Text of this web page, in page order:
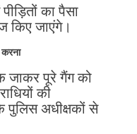
का पैसा
किए जाएंगे।
जाकर पूरे गैंग को
की
पुलिस अधीक्षकों से